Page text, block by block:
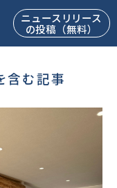
ニュースリリース
の投稿（無料）
含む記事